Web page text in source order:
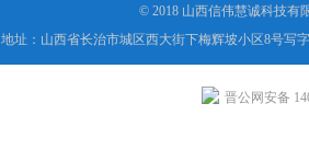
© 2018 山西信伟慧诚科技有
地址：山西省长治市城区西大街下梅辉坡小区8号写
晋公网安备